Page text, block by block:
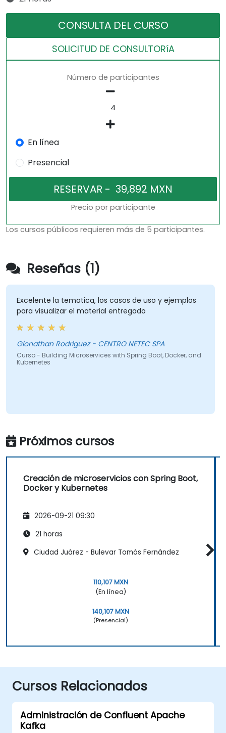
CONSULTA DEL CURSO
SOLICITUD DE CONSULTORíA
Número de participantes
En línea
Presencial
Precio por participante
Los cursos públicos requieren más de 5 participantes.
Reseñas (1)
Excelente la tematica, los casos de uso y ejemplos
para visualizar el material entregado
Gionathan Rodriguez - CENTRO NETEC SPA
Curso - Building Microservices with Spring Boot, Docker, and
Kubernetes
Próximos cursos
Creación de microservicios con Spring Boot,
Docker y Kubernetes
2026-09-21 09:30
21 horas
Ciudad Juárez - Bulevar Tomás Fernández
110,107 MXN
(En línea)
140,107 MXN
(Presencial)
Cursos Relacionados
Administración de Confluent Apache
Kafka